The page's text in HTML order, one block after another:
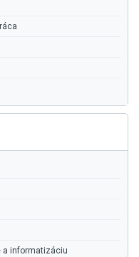
a informatizáciu